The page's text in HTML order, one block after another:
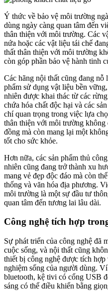
Ý thức về bảo vệ môi trường
dùng ngày càng quan tâm đến
thân thiện với môi trường. Các
nứa hoặc các vật liệu tái chế
thất thân thiện với môi trường
còn góp phần bảo vệ hành tinh
Các hãng nội thất cũng đang nỗ
phẩm sử dụng vật liệu bền
nhiên được khai thác từ các
chứa hóa chất độc hại và các
chí quan trọng trong việc lựa
thân thiện với môi trường
đồng mà còn mang lại một
tốt cho sức khỏe.
Hơn nữa, các sản phẩm thủ
nhiên cũng đang trở thành xu
mang vẻ đẹp độc đáo mà còn
thống và văn hóa địa phương.
môi trường là một sự đầu tư
quan tâm đến tương lai lâu dài.
Công nghệ tích hợp
Sự phát triển của công nghệ đã
cuộc sống, và nội thất cũng
thiết bị công nghệ được tích
nghiệm sống của người dùng.
bluetooth, kệ tivi có cổng USB
sáng có thể điều khiển bằng